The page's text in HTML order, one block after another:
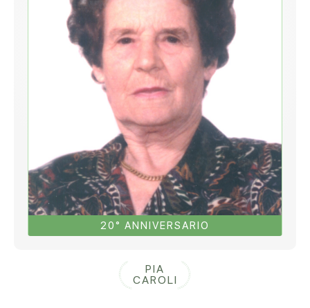
20° ANNIVERSARIO
PIA
CAROLI